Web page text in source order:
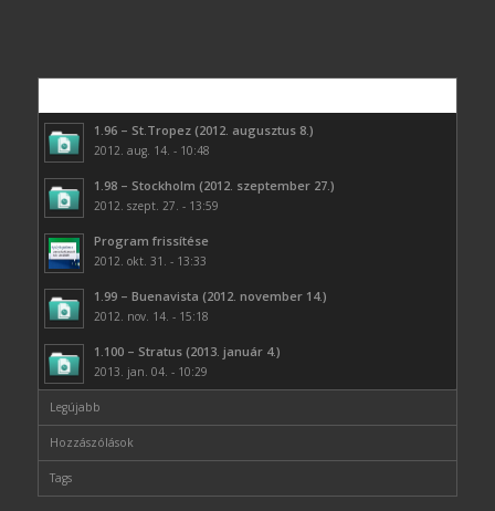
1.96 – St.Tropez (2012. augusztus 8.)
2012. aug. 14. - 10:48
1.98 – Stockholm (2012. szeptember 27.)
2012. szept. 27. - 13:59
Program frissítése
2012. okt. 31. - 13:33
1.99 – Buenavista (2012. november 14.)
2012. nov. 14. - 15:18
1.100 – Stratus (2013. január 4.)
2013. jan. 04. - 10:29
Legújabb
Hozzászólások
Tags